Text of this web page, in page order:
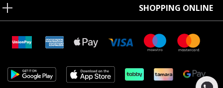
SHOPPING ONLINE